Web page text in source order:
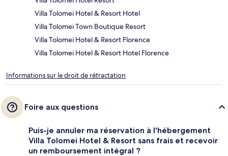
Villa Tolomei Hotel & Resort Hotel
Villa Tolomei Town Boutique Resort
Villa Tolomei Hotel & Resort Florence
Villa Tolomei Hotel & Resort Hotel Florence
Informations sur le droit de rétractation
Foire aux questions
Puis-je annuler ma réservation à l'hébergement
Villa Tolomei Hotel & Resort sans frais et recevoir
un remboursement intégral ?